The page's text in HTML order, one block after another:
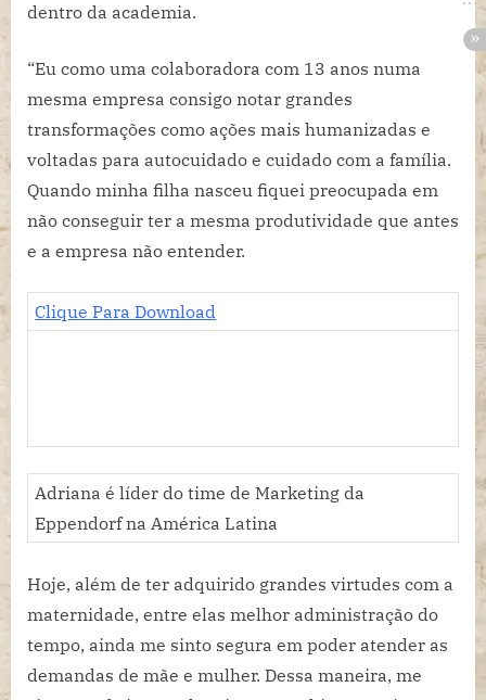
dentro da academia.
“Eu como uma colaboradora com 13 anos numa
mesma empresa consigo notar grandes
transformações como ações mais humanizadas e
voltadas para autocuidado e cuidado com a família.
Quando minha filha nasceu fiquei preocupada em
não conseguir ter a mesma produtividade que antes
e a empresa não entender.
Clique Para Download
Adriana é líder do time de Marketing da
Eppendorf na América Latina
Hoje, além de ter adquirido grandes virtudes com a
maternidade, entre elas melhor administração do
tempo, ainda me sinto segura em poder atender as
demandas de mãe e mulher. Dessa maneira, me